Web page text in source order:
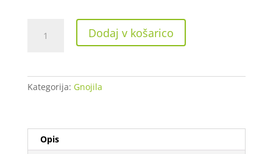
Nutrients
500
ml
Dodaj v košarico
Kategorija: Gnojila
Opis